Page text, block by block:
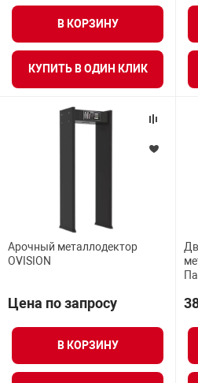
В КОРЗИНУ
КУПИТЬ В ОДИН КЛИК
Арочный металлодектор
OVISION
Цена по запросу
В КОРЗИНУ